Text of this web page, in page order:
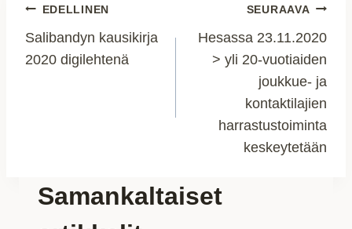
Artikkelien
selaus
EDELLINEN
Salibandyn kausikirja
2020 digilehtenä
SEURAAVA
Hesassa 23.11.2020
> yli 20-vuotiaiden
joukkue- ja
kontaktilajien
harrastustoiminta
keskeytetään
Samankaltaiset